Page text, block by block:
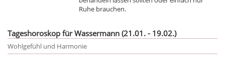
Ruhe brauchen.
Tageshoroskop für Wassermann (21.01. - 19.02.)
Wohlgefühl und Harmonie